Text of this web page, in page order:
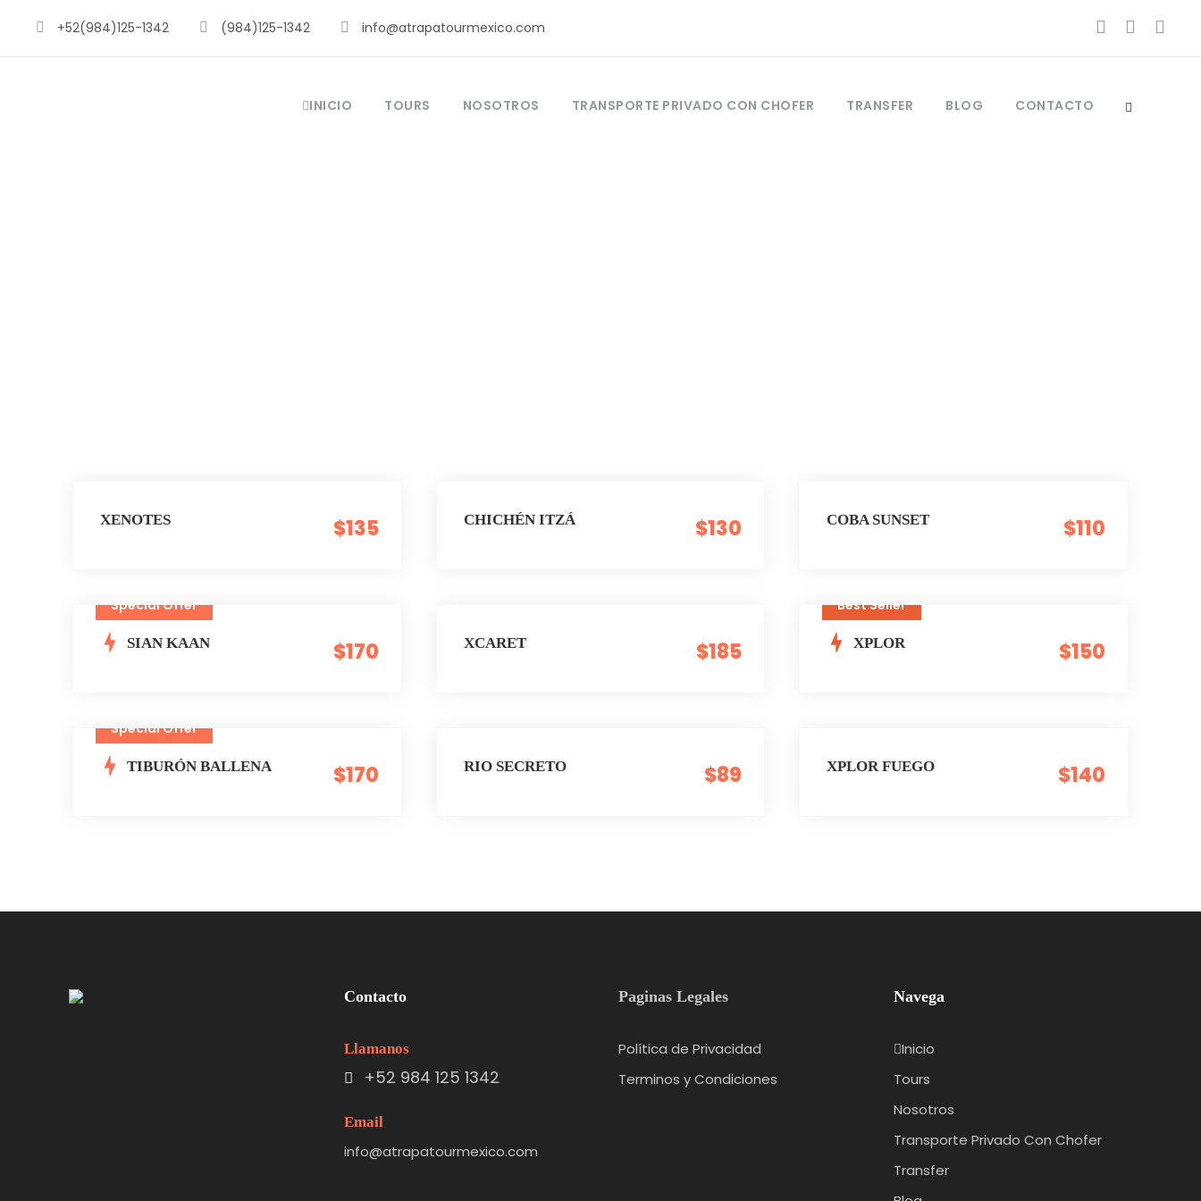
+52(984)125-1342 (984)125-1342 info@atrapatourmexico.com
INICIO TOURS NOSOTROS TRANSPORTE PRIVADO CON CHOFER TRANSFER BLOG CONTACTO
XENOTES $135 CHICHÉN ITZÁ $130 COBA SUNSET $110
Special Offer
SIAN KAAN $170 XCARET $185
Best Seller
XPLOR $150
Special Offer
TIBURÓN BALLENA $170 RIO SECRETO $89 XPLOR FUEGO $140
Contacto
Llamanos
+52 984 125 1342
Email
info@atrapatourmexico.com
Paginas Legales
Política de Privacidad
Terminos y Condiciones
Navega
Inicio
Tours
Nosotros
Transporte Privado Con Chofer
Transfer